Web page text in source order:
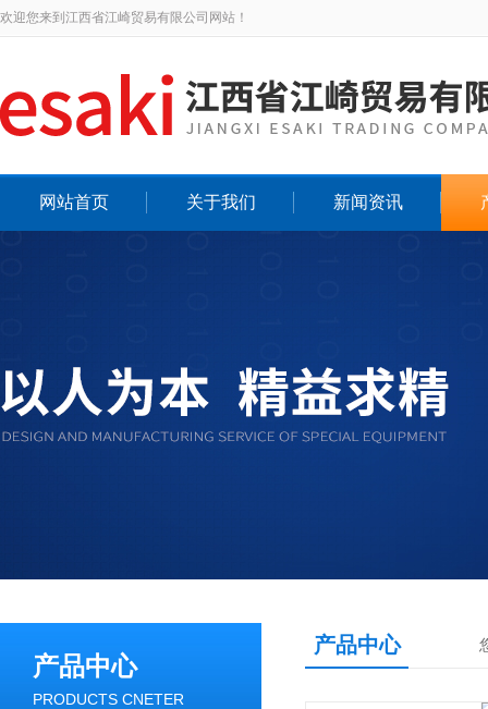
欢迎您来到江西省江崎贸易有限公司网站！
网站首页 关于我们 新闻资讯
产品中心
PRODUCTS CNETER
产品中心